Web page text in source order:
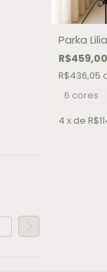
Parka
R$459,00
R$436,05
6 cores
4 x de